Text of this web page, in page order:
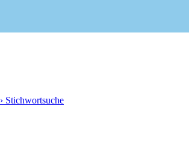
› Stichwortsuche